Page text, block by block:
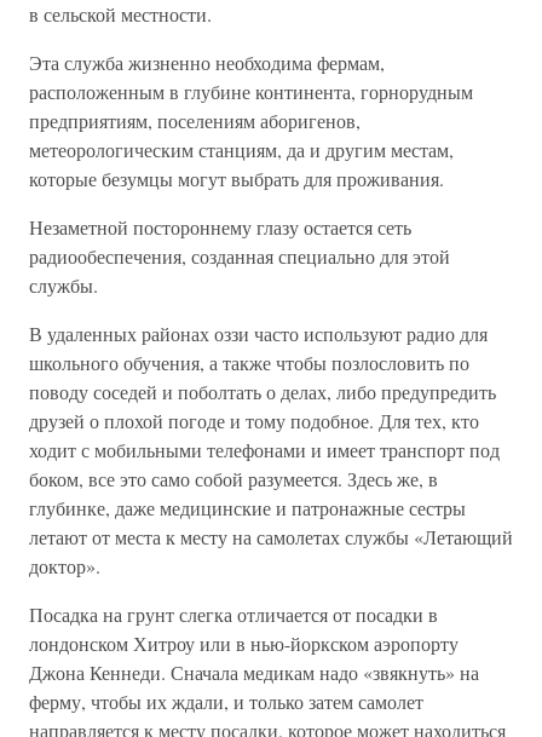
в сельской местности.
Эта служба жизненно необходима фермам,
расположенным в глубине континента, горнорудным
предприятиям, поселениям аборигенов,
метеорологическим станциям, да и другим местам,
которые безумцы могут выбрать для проживания.
Незаметной постороннему глазу остается сеть
радиообеспечения, созданная специально для этой
службы.
В удаленных районах оззи часто используют радио для
школьного обучения, а также чтобы позлословить по
поводу соседей и поболтать о делах, либо предупредить
друзей о плохой погоде и тому подобное. Для тех, кто
ходит с мобильными телефонами и имеет транспорт под
боком, все это само собой разумеется. Здесь же, в
глубинке, даже медицинские и патронажные сестры
летают от места к месту на самолетах службы «Летающий
доктор».
Посадка на грунт слегка отличается от посадки в
лондонском Хитроу или в нью-йоркском аэропорту
Джона Кеннеди. Сначала медикам надо «звякнуть» на
ферму, чтобы их ждали, и только затем самолет
направляется к месту посадки, которое может находиться